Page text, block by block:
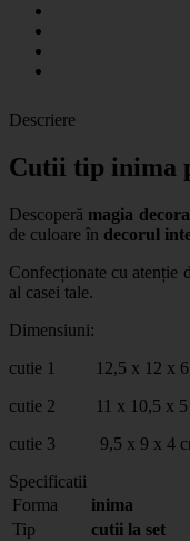
Descriere
Cutii tip inima
Descoperă magia
de culoare în decorul
Confecționate cu atenție
al casei tale.
Dimensiuni:
cutie 1 12,5 x 12 x 6
cutie 2 11 x 10,5 x 5
cutie 3 9,5 x 9 x 4
Specificatii
Forma
inima
Tip
cutii la set